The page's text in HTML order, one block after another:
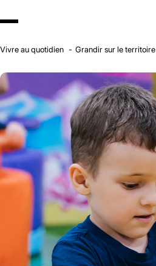
Vivre au quotidien Grandir sur le territoire